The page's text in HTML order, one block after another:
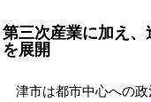
第三次産業に加え
を展開
津市は都市中心への